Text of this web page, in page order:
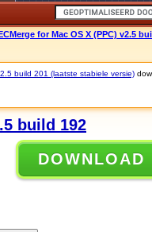
for Mac OS X (PPC) v2.5
build 201 (laatste stabiele versie)
build 192
DOWNLOAD